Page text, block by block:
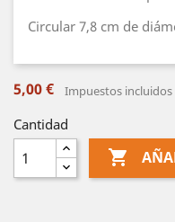
Circular 7,8 cm de
5,00 € Impuestos incluidos
Cantidad
